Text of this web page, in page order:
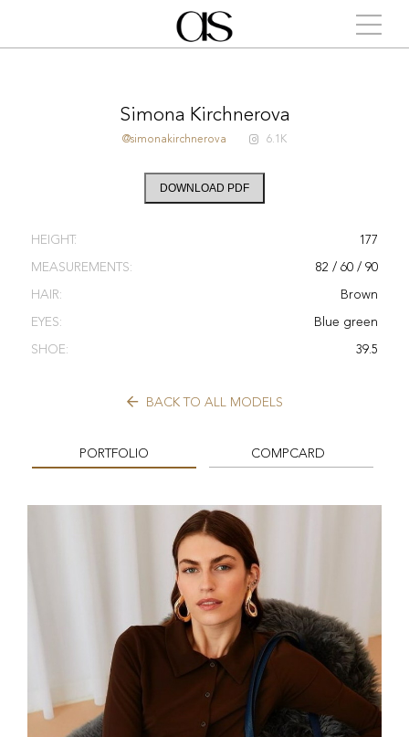
Simona Kirchnerova
@simonakirchnerova 6.1K
DOWNLOAD PDF
HEIGHT: 177
MEASUREMENTS: 82 / 60 / 90
HAIR: Brown
EYES: Blue green
SHOE: 39.5
BACK TO ALL MODELS
PORTFOLIO COMPCARD